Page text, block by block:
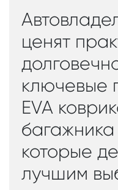
ценят
ключевые
EVA
багажника
которые
лучшим